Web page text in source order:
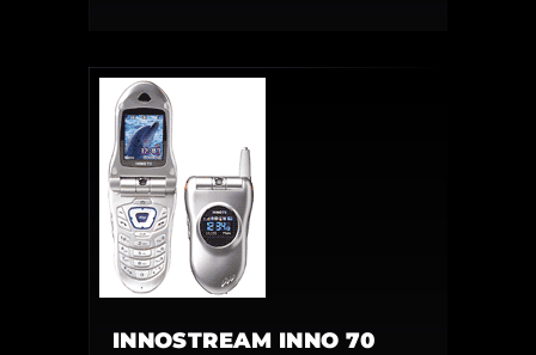
INNOSTREAM INNO 70